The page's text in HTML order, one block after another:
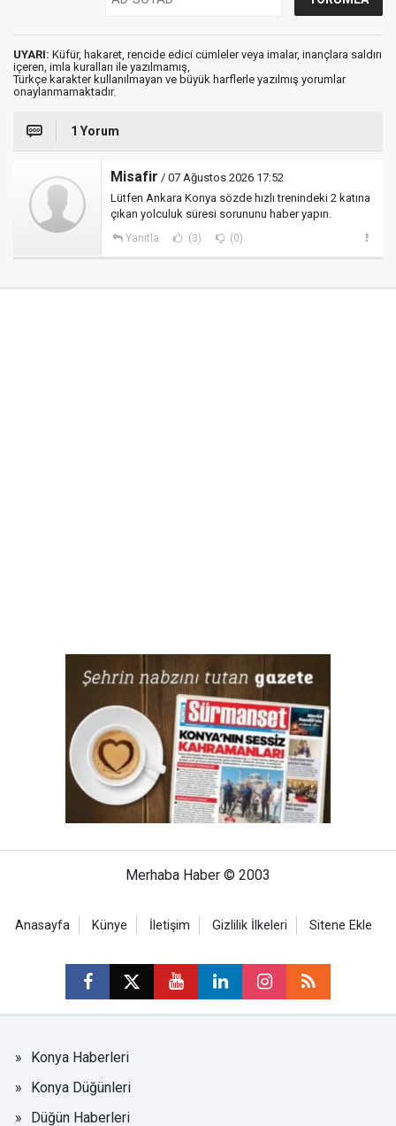
UYARI: Küfür, hakaret, rencide edici cümleler veya imalar, inançlara saldırı
içeren, imla kuralları ile yazılmamış,
Türkçe karakter kullanılmayan ve büyük harflerle yazılmış yorumlar
onaylanmamaktadır.
1 Yorum
Misafir / 07 Ağustos 2026 17:52
Lütfen Ankara Konya sözde hızlı trenindeki 2 katına
çıkan yolculuk süresi sorununu haber yapın.
Yanıtla (3) (0)
Merhaba Haber © 2003
Anasayfa Künye İletişim Gizlilik İlkeleri Sitene Ekle
Konya Haberleri
Konya Düğünleri
Düğün Haberleri